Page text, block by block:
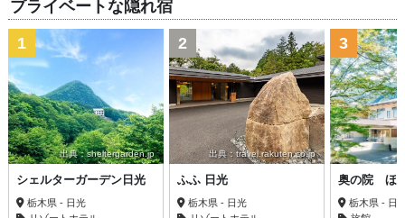
プライベートな隠れ宿
出典：sheltergarden.jp
1
シェルターガーデン日光
栃木県 - 日光
出典：travel.rakuten.co.jp
2
ふふ 日光
栃木県 - 日光
3
奥の院 ほ
栃木県 - 日